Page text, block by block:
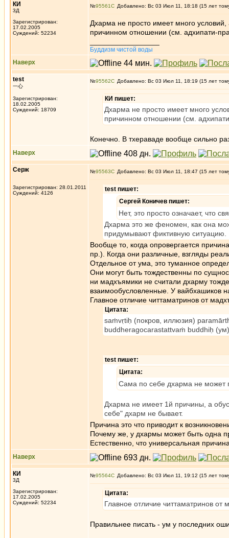
КИ
3Д
Зарегистрирован:
17.02.2005
Суждений: 52234
№95561 Добавлено: Вс 03 Июл 11, 18:18 (15 лет
Дхарма не просто имеет много
причинном отношении (см. адхипати-
Буддизм чистой воды
Наверх
test
一心
Зарегистрирован:
18.02.2005
Суждений: 18709
№95562 Добавлено: Вс 03 Июл 11, 18:19 (15 лет
КИ пишет:
Дхарма не просто имеет много
причинном отношении (см.
Конечно. В тхераваде вообще сильно
Наверх
Серж
Зарегистрирован: 28.01.2011
Суждений: 4126
№95563 Добавлено: Вс 03 Июл 11, 18:47 (15 лет
test пишет:
Сергей Коничев пишет:
Нет, это просто означает, что
Дхарма это же феномен, как она
придумывают фиктивную ситуацию.
Вообще то, когда опровергается
пр.). Когда они различные, взгляды
Отдельное от ума, это туманное
Они могут быть тождественны по
ни мадхъямики не считали дхарму
взаимообусловленные. У вайбхашиков
Главное отличие читтаматринов от
Цитата:
saṁvṛtiḥ (покров, иллюзия)
buddheragocarastattvaṁ buddhiḥ
test пишет:
Цитата:
Сама по себе дхарма не может
Дхарма не имеет 1й причины, а
себе" дхарм не бывает.
Причина это что приводит к
Почему же, у дхармы может быть одна
Естественно, что универсальная
Наверх
КИ
3Д
Зарегистрирован:
17.02.2005
Суждений: 52234
№95564 Добавлено: Вс 03 Июл 11, 19:12 (15 лет
Цитата:
Главное отличие читтаматринов
Правильнее писать - ум у последних